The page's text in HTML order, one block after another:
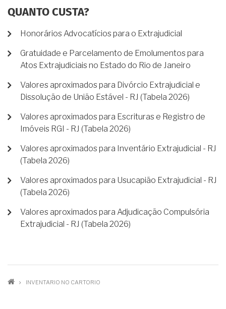
QUANTO CUSTA?
Honorários Advocatícios para o Extrajudicial
Gratuidade e Parcelamento de Emolumentos para
Atos Extrajudiciais no Estado do Rio de Janeiro
Valores aproximados para Divórcio Extrajudicial e
Dissolução de União Estável - RJ (Tabela 2026)
Valores aproximados para Escrituras e Registro de
Imóveis RGI - RJ (Tabela 2026)
Valores aproximados para Inventário Extrajudicial - RJ
(Tabela 2026)
Valores aproximados para Usucapião Extrajudicial - RJ
(Tabela 2026)
Valores aproximados para Adjudicação Compulsória
Extrajudicial - RJ (Tabela 2026)
TRILHA
INVENTARIO NO CARTORIO